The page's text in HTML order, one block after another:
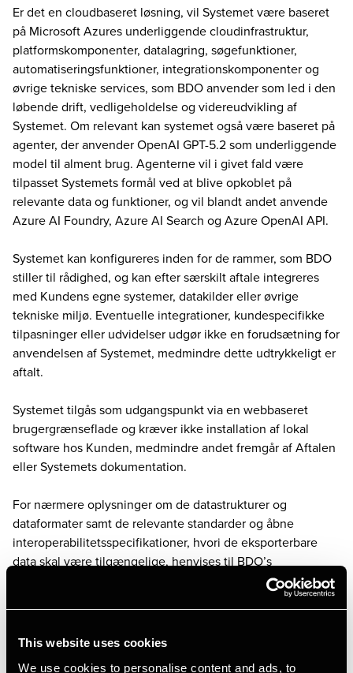
This website uses cookies
We use cookies to personalise content and ads, to
Er det en cloudbaseret løsning, vil Systemet være baseret
på Microsoft Azures underliggende cloudinfrastruktur,
platformskomponenter, datalagring, søgefunktioner,
automatiseringsfunktioner, integrationskomponenter og
øvrige tekniske services, som BDO anvender som led i den
løbende drift, vedligeholdelse og videreudvikling af
Systemet. Om relevant kan systemet også være baseret på
agenter, der anvender OpenAI GPT-5.2 som underliggende
model til alment brug. Agenterne vil i givet fald være
tilpasset Systemets formål ved at blive opkoblet på
relevante data og funktioner, og vil blandt andet anvende
Azure AI Foundry, Azure AI Search og Azure OpenAI API.
Systemet kan konfigureres inden for de rammer, som BDO
stiller til rådighed, og kan efter særskilt aftale integreres
med Kundens egne systemer, datakilder eller øvrige
tekniske miljø. Eventuelle integrationer, kundespecifikke
tilpasninger eller udvidelser udgør ikke en forudsætning for
anvendelsen af Systemet, medmindre dette udtrykkeligt er
aftalt.
Systemet tilgås som udgangspunkt via en webbaseret
brugergrænseflade og kræver ikke installation af lokal
software hos Kunden, medmindre andet fremgår af Aftalen
eller Systemets dokumentation.
For nærmere oplysninger om de datastrukturer og
dataformater samt de relevante standarder og åbne
interoperabilitetsspecifikationer, hvori de eksporterbare
data skal være tilgængelige, henvises til BDO’s
onlineregister, hvor også BDO’s vilkår for eksportering af
data ved anmodning om skift af databehandlingstjeneste
Jurisdiktion for IKT-infrastruktur